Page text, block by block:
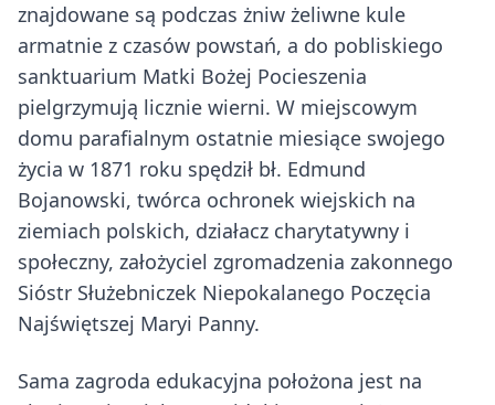
znajdowane są podczas żniw żeliwne kule
armatnie z czasów powstań, a do pobliskiego
sanktuarium Matki Bożej Pocieszenia
pielgrzymują licznie wierni. W miejscowym
domu parafialnym ostatnie miesiące swojego
życia w 1871 roku spędził bł. Edmund
Bojanowski, twórca ochronek wiejskich na
ziemiach polskich, działacz charytatywny i
społeczny, założyciel zgromadzenia zakonnego
Sióstr Służebniczek Niepokalanego Poczęcia
Najświętszej Maryi Panny.
Sama zagroda edukacyjna położona jest na